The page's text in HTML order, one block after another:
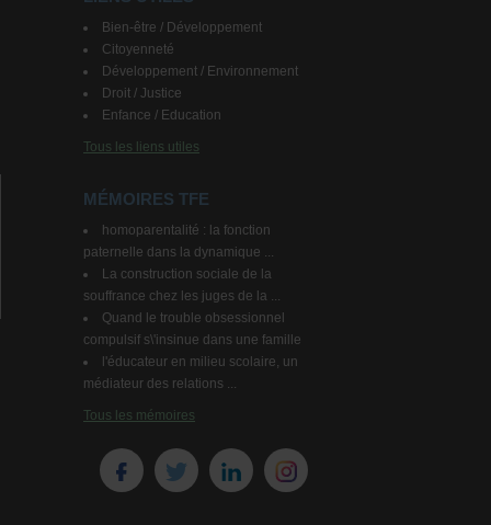
Bien-être / Développement
Citoyenneté
Développement / Environnement
Droit / Justice
Enfance / Education
Tous les liens utiles
MÉMOIRES TFE
homoparentalité : la fonction
paternelle dans la dynamique ...
La construction sociale de la
souffrance chez les juges de la ...
Quand le trouble obsessionnel
compulsif s\'insinue dans une famille
l'éducateur en milieu scolaire, un
médiateur des relations ...
Tous les mémoires